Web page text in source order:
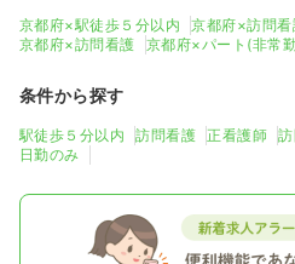
京都府×駅徒歩５分以内 京都府×訪問看
京都府×訪問看護
京都府×パート(非常
条件から探す
駅徒歩５分以内 訪問看護 正看護師
日勤のみ